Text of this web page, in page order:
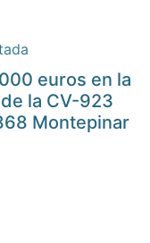
euros en la
la CV-923
Montepinar